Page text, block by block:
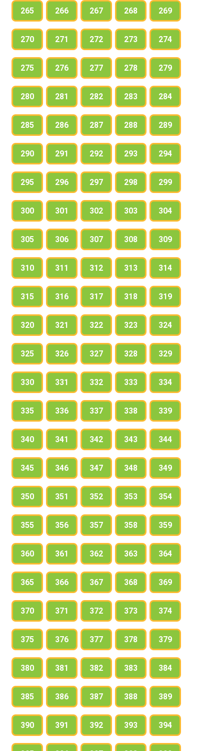
265 266 267 268 269
270 271 272 273 274
275 276 277 278 279
280 281 282 283 284
285 286 287 288 289
290 291 292 293 294
295 296 297 298 299
300 301 302 303 304
305 306 307 308 309
310 311 312 313 314
315 316 317 318 319
320 321 322 323 324
325 326 327 328 329
330 331 332 333 334
335 336 337 338 339
340 341 342 343 344
345 346 347 348 349
350 351 352 353 354
355 356 357 358 359
360 361 362 363 364
365 366 367 368 369
370 371 372 373 374
375 376 377 378 379
380 381 382 383 384
385 386 387 388 389
390 391 392 393 394